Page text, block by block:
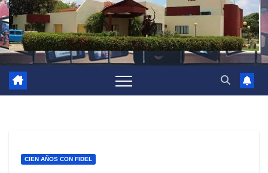
CIEN AÑOS CON FIDEL